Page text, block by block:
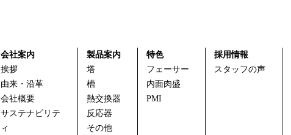
会社案内
挨拶
由来・沿革
会社概要
サステナビリテ
ィ
製品案内
塔
槽
熱交換器
反応器
その他
特色
フェーサー
内面肉盛
PMI
採用情報
スタッフの声